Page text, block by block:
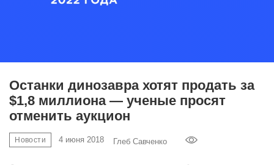
Останки динозавра хотят продать за
$1,8 миллиона — ученые просят
отменить аукцион
Новости 4 июня 2018 Глеб Савченко